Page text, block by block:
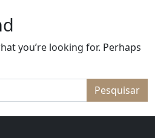
you’re looking for. Perhaps